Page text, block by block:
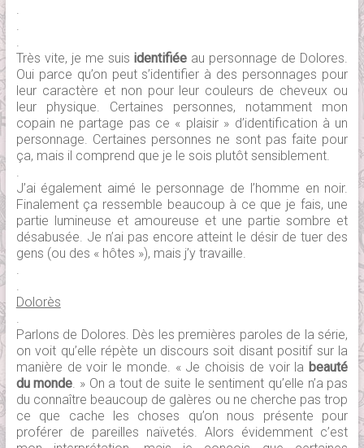
.
.
.
Très vite, je me suis identifiée au personnage de Dolores.
Oui parce qu’on peut s’identifier à des personnages pour
leur caractère et non pour leur couleurs de cheveux ou
leur physique. Certaines personnes, notamment mon
copain ne partage pas ce « plaisir » d’identification à un
personnage. Certaines personnes ne sont pas faite pour
ça, mais il comprend que je le sois plutôt sensiblement.
.
J’ai également aimé le personnage de l’homme en noir.
Finalement ça ressemble beaucoup à ce que je fais, une
partie lumineuse et amoureuse et une partie sombre et
désabusée. Je n’ai pas encore atteint le désir de tuer des
gens (ou des « hôtes »), mais j’y travaille.
.
.
Dolorès
.
Parlons de Dolores. Dès les premières paroles de la série,
on voit qu’elle répète un discours soit disant positif sur la
manière de voir le monde. « Je choisis de voir la beauté
du monde. » On a tout de suite le sentiment qu’elle n’a pas
du connaître beaucoup de galères ou ne cherche pas trop
ce que cache les choses qu’on nous présente pour
proférer de pareilles naïvetés. Alors évidemment c’est